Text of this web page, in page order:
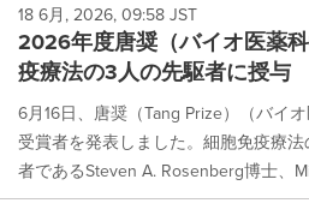
18 6月, 2026, 09:58 JST
2026年度唐奨（バイオ医薬
疫療法の3人の先駆者に授与
6月16日、唐奨（Tang Prize）（バイ
受賞者を発表しました。細胞免疫療
者であるSteven A. Rosenberg博士、